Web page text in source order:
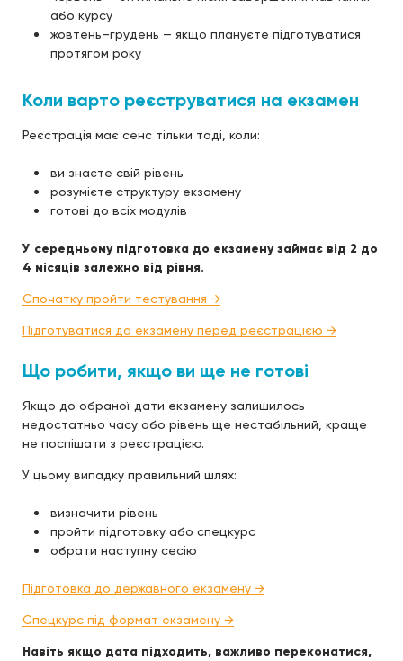
або курсу
жовтень–грудень — якщо плануєте підготуватися
протягом року
Коли варто реєструватися на екзамен
Реєстрація має сенс тільки тоді, коли:
ви знаєте свій рівень
розумієте структуру екзамену
готові до всіх модулів
У середньому підготовка до екзамену займає від 2 до
4 місяців залежно від рівня.
Спочатку пройти тестування →
Підготуватися до екзамену перед реєстрацією →
Що робити, якщо ви ще не готові
Якщо до обраної дати екзамену залишилось
недостатньо часу або рівень ще нестабільний, краще
не поспішати з реєстрацією.
У цьому випадку правильний шлях:
визначити рівень
пройти підготовку або спецкурс
обрати наступну сесію
Підготовка до державного екзамену →
Спецкурс під формат екзамену →
Навіть якщо дата підходить, важливо переконатися,